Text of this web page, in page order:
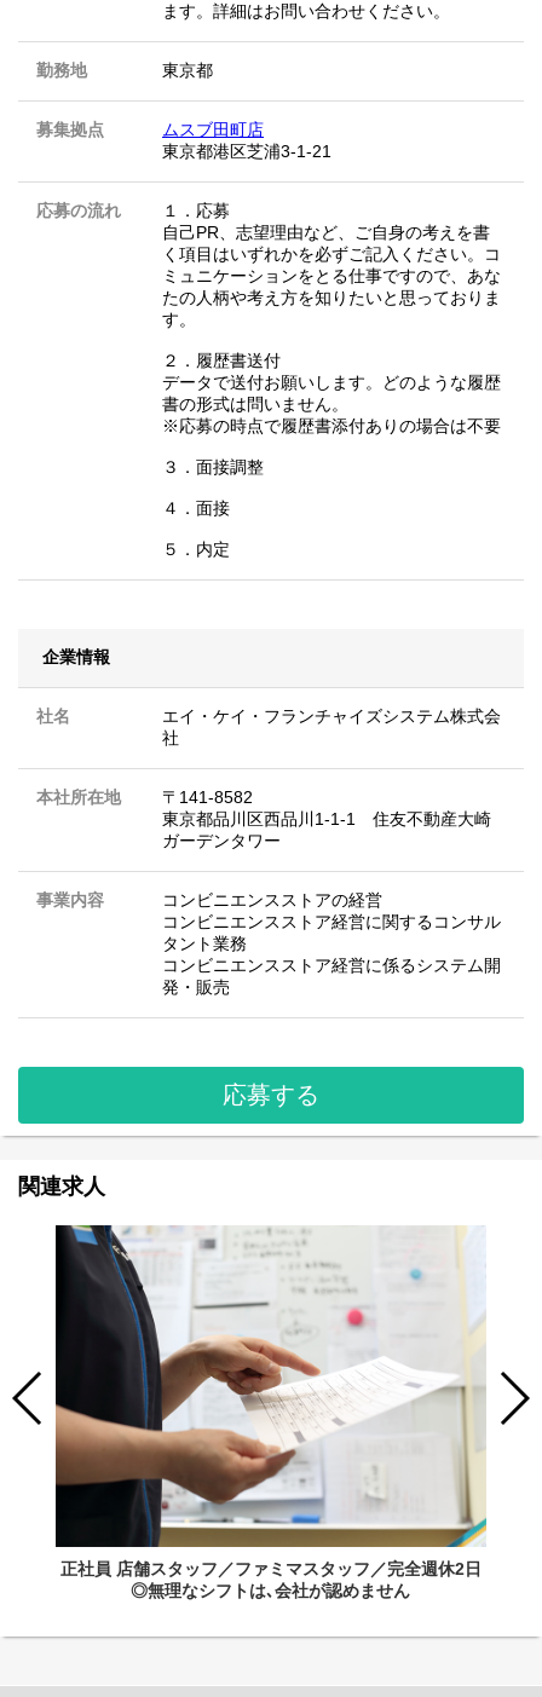
ます。詳細はお問い合わせください。
勤務地 東京都
募集拠点
ムスブ田町店
東京都港区芝浦3-1-21
応募の流れ
１．応募
自己PR、志望理由など、ご自身の考えを書
く項目はいずれかを必ずご記入ください。コ
ミュニケーションをとる仕事ですので、あな
たの人柄や考え方を知りたいと思っておりま
す。
２．履歴書送付
データで送付お願いします。どのような履歴
書の形式は問いません。
※応募の時点で履歴書添付ありの場合は不要
３．面接調整
４．面接
５．内定
企業情報
社名
エイ・ケイ・フランチャイズシステム株式会
社
本社所在地
〒141-8582
東京都品川区西品川1-1-1 住友不動産大崎
ガーデンタワー
事業内容
コンビニエンスストアの経営
コンビニエンスストア経営に関するコンサル
タント業務
コンビニエンスストア経営に係るシステム開
発・販売
応募する
関連求人
正社員 店舗スタッフ／ファミマスタッフ／完全週休2日
◎無理なシフトは､会社が認めません